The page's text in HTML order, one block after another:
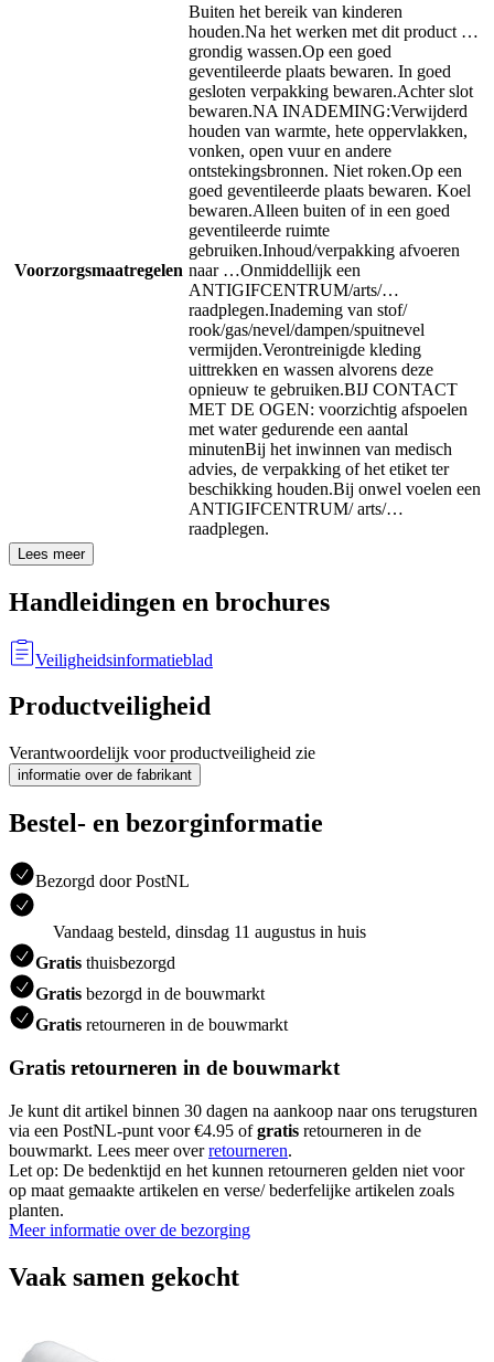
Voorzorgsmaatregelen
Buiten het bereik van kinderen
houden.Na het werken met dit product …
grondig wassen.Op een goed
geventileerde plaats bewaren. In goed
gesloten verpakking bewaren.Achter slot
bewaren.NA INADEMING:Verwijderd
houden van warmte, hete oppervlakken,
vonken, open vuur en andere
ontstekingsbronnen. Niet roken.Op een
goed geventileerde plaats bewaren. Koel
bewaren.Alleen buiten of in een goed
geventileerde ruimte
gebruiken.Inhoud/verpakking afvoeren
naar …Onmiddellijk een
ANTIGIFCENTRUM/arts/…
raadplegen.Inademing van stof/
rook/gas/nevel/dampen/spuitnevel
vermijden.Verontreinigde kleding
uittrekken en wassen alvorens deze
opnieuw te gebruiken.BIJ CONTACT
MET DE OGEN: voorzichtig afspoelen
met water gedurende een aantal
minutenBij het inwinnen van medisch
advies, de verpakking of het etiket ter
beschikking houden.Bij onwel voelen een
ANTIGIFCENTRUM/ arts/…
raadplegen.
Lees meer
Handleidingen en brochures
Veiligheidsinformatieblad
Productveiligheid
Verantwoordelijk voor productveiligheid zie
informatie over de fabrikant
Bestel- en bezorginformatie
Bezorgd door PostNL
Vandaag besteld, dinsdag 11 augustus in huis
Gratis thuisbezorgd
Gratis bezorgd in de bouwmarkt
Gratis retourneren in de bouwmarkt
Gratis retourneren in de bouwmarkt
Je kunt dit artikel binnen 30 dagen na aankoop naar ons terugsturen
via een PostNL-punt voor €4.95 ofgratis retourneren in de
bouwmarkt. Lees meer overretourneren.
Let op: De bedenktijd en het kunnen retourneren gelden niet voor
op maat gemaakte artikelen en verse/ bederfelijke artikelen zoals
planten.
Meer informatie over de bezorging
Vaak samen gekocht